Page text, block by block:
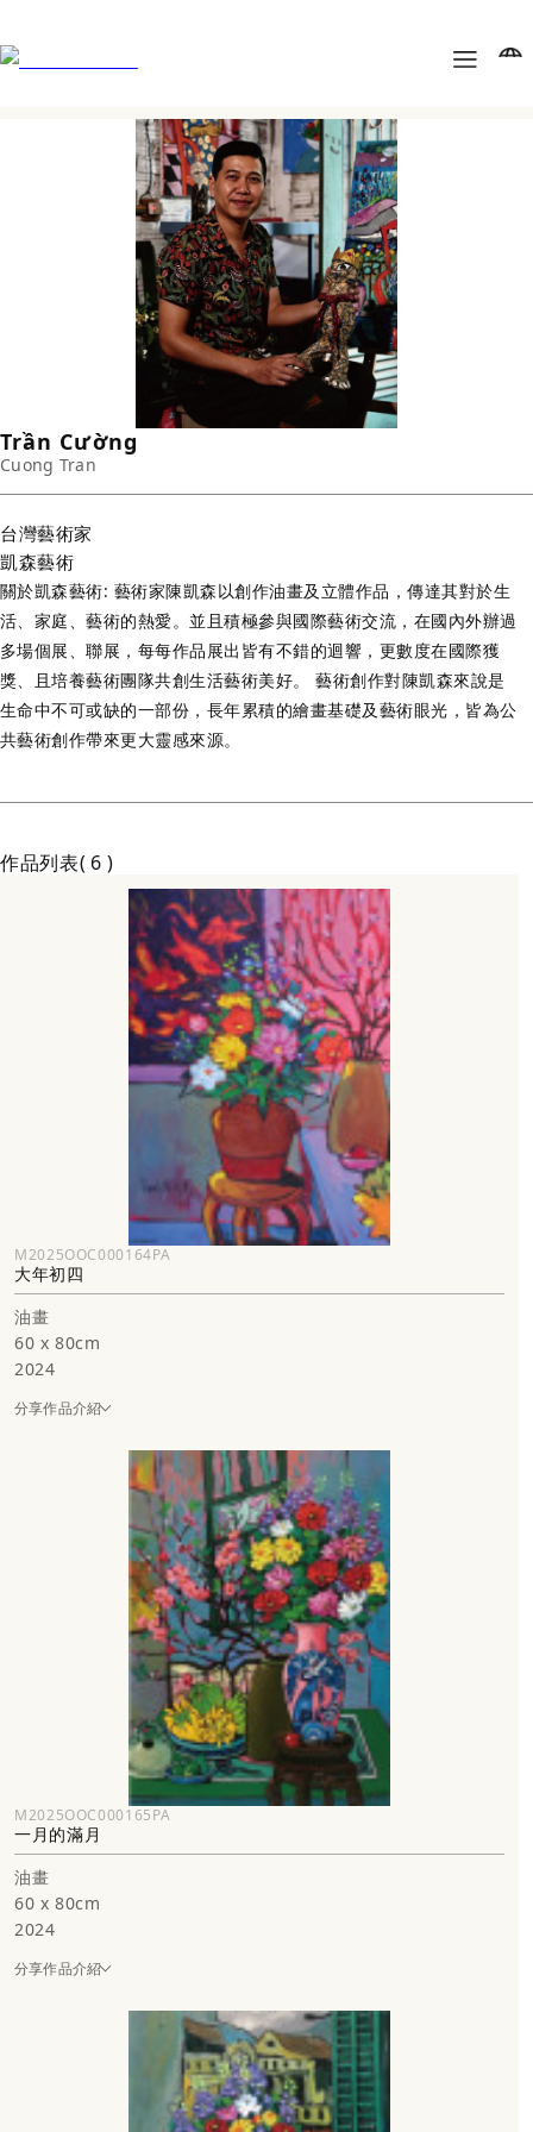
Trần Cường
Cuong Tran
台灣藝術家
凱森藝術
關於凱森藝術: 藝術家陳凱森以創作油畫及立體作品，傳達其對於生
活、家庭、藝術的熱愛。並且積極參與國際藝術交流，在國內外辦過
多場個展、聯展，每每作品展出皆有不錯的迴響，更數度在國際獲
獎、且培養藝術團隊共創生活藝術美好。 藝術創作對陳凱森來說是
生命中不可或缺的一部份，長年累積的繪畫基礎及藝術眼光，皆為公
共藝術創作帶來更大靈感來源。
作品列表 6
M2025OOC000164PA
大年初四
油畫
60 x 80cm
2024
分享作品介紹
M2025OOC000165PA
一月的滿月
油畫
60 x 80cm
2024
分享作品介紹